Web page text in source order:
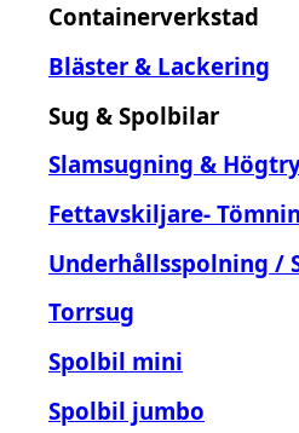
Containerverkstad
Bläster & Lackering
Sug & Spolbilar
Slamsugning &
Fettavskiljare-
Underhållsspolning /
Torrsug
Spolbil mini
Spolbil jumbo